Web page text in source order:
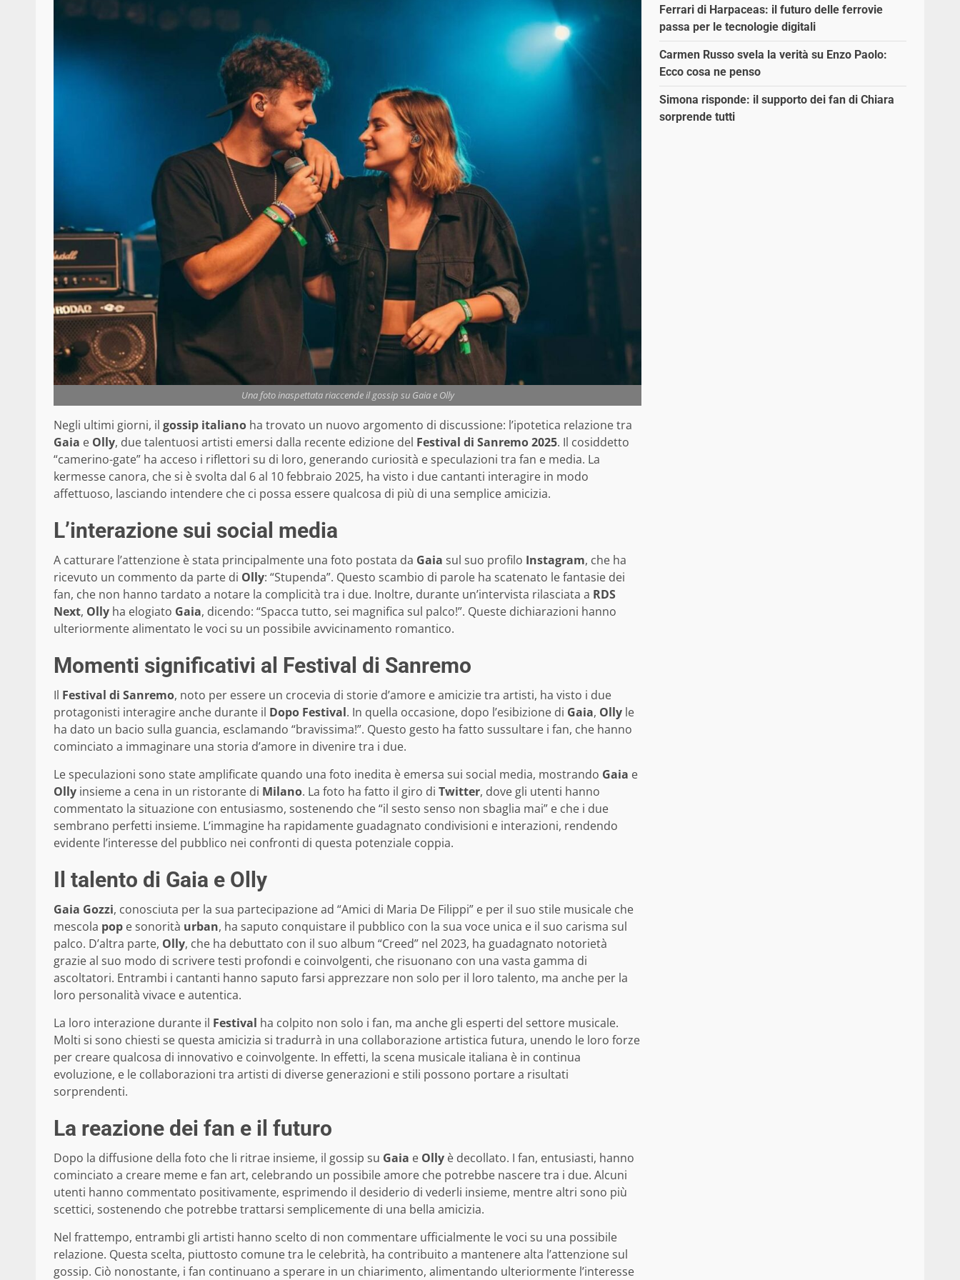
Una foto inaspettata riaccende il gossip su Gaia e Olly
Negli ultimi giorni, il gossip italiano ha trovato un nuovo argomento di discussione: l’ipotetica relazione tra
Gaia e Olly, due talentuosi artisti emersi dalla recente edizione del Festival di Sanremo 2025. Il cosiddetto
“camerino-gate” ha acceso i riflettori su di loro, generando curiosità e speculazioni tra fan e media. La
kermesse canora, che si è svolta dal 6 al 10 febbraio 2025, ha visto i due cantanti interagire in modo
affettuoso, lasciando intendere che ci possa essere qualcosa di più di una semplice amicizia.
L’interazione sui social media
A catturare l’attenzione è stata principalmente una foto postata da Gaia sul suo profilo Instagram, che ha
ricevuto un commento da parte di Olly: “Stupenda”. Questo scambio di parole ha scatenato le fantasie dei
fan, che non hanno tardato a notare la complicità tra i due. Inoltre, durante un’intervista rilasciata a RDS
Next, Olly ha elogiato Gaia, dicendo: “Spacca tutto, sei magnifica sul palco!”. Queste dichiarazioni hanno
ulteriormente alimentato le voci su un possibile avvicinamento romantico.
Momenti significativi al Festival di Sanremo
Il Festival di Sanremo, noto per essere un crocevia di storie d’amore e amicizie tra artisti, ha visto i due
protagonisti interagire anche durante il Dopo Festival. In quella occasione, dopo l’esibizione di Gaia, Olly le
ha dato un bacio sulla guancia, esclamando “bravissima!”. Questo gesto ha fatto sussultare i fan, che hanno
cominciato a immaginare una storia d’amore in divenire tra i due.
Le speculazioni sono state amplificate quando una foto inedita è emersa sui social media, mostrando Gaia e
Olly insieme a cena in un ristorante di Milano. La foto ha fatto il giro di Twitter, dove gli utenti hanno
commentato la situazione con entusiasmo, sostenendo che “il sesto senso non sbaglia mai” e che i due
sembrano perfetti insieme. L’immagine ha rapidamente guadagnato condivisioni e interazioni, rendendo
evidente l’interesse del pubblico nei confronti di questa potenziale coppia.
Il talento di Gaia e Olly
Gaia Gozzi, conosciuta per la sua partecipazione ad “Amici di Maria De Filippi” e per il suo stile musicale che
mescola pop e sonorità urban, ha saputo conquistare il pubblico con la sua voce unica e il suo carisma sul
palco. D’altra parte, Olly, che ha debuttato con il suo album “Creed” nel 2023, ha guadagnato notorietà
grazie al suo modo di scrivere testi profondi e coinvolgenti, che risuonano con una vasta gamma di
ascoltatori. Entrambi i cantanti hanno saputo farsi apprezzare non solo per il loro talento, ma anche per la
loro personalità vivace e autentica.
La loro interazione durante il Festival ha colpito non solo i fan, ma anche gli esperti del settore musicale.
Molti si sono chiesti se questa amicizia si tradurrà in una collaborazione artistica futura, unendo le loro forze
per creare qualcosa di innovativo e coinvolgente. In effetti, la scena musicale italiana è in continua
evoluzione, e le collaborazioni tra artisti di diverse generazioni e stili possono portare a risultati
sorprendenti.
La reazione dei fan e il futuro
Dopo la diffusione della foto che li ritrae insieme, il gossip su Gaia e Olly è decollato. I fan, entusiasti, hanno
cominciato a creare meme e fan art, celebrando un possibile amore che potrebbe nascere tra i due. Alcuni
utenti hanno commentato positivamente, esprimendo il desiderio di vederli insieme, mentre altri sono più
scettici, sostenendo che potrebbe trattarsi semplicemente di una bella amicizia.
Nel frattempo, entrambi gli artisti hanno scelto di non commentare ufficialmente le voci su una possibile
relazione. Questa scelta, piuttosto comune tra le celebrità, ha contribuito a mantenere alta l’attenzione sul
gossip. Ciò nonostante, i fan continuano a sperare in un chiarimento, alimentando ulteriormente l’interesse
Ferrari di Harpaceas: il futuro delle ferrovie
passa per le tecnologie digitali
Carmen Russo svela la verità su Enzo Paolo:
Ecco cosa ne penso
Simona risponde: il supporto dei fan di Chiara
sorprende tutti